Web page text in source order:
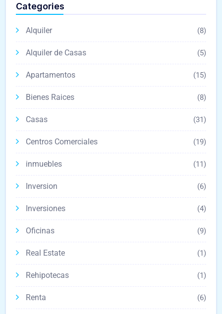
Categories
Alquiler (8)
Alquiler de Casas (5)
Apartamentos (15)
Bienes Raices (8)
Casas (31)
Centros Comerciales (19)
inmuebles (11)
Inversion (6)
Inversiones (4)
Oficinas (9)
Real Estate (1)
Rehipotecas (1)
Renta (6)